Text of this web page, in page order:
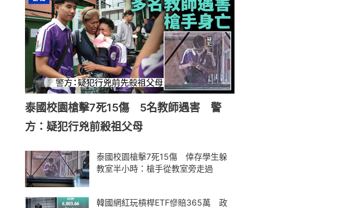
泰國校園槍擊7死15傷 5名教師遇害 警
方：疑犯行兇前殺祖父母
泰國校園槍擊7死15傷 倖存學生躲
教室半小時：槍手從教室旁走過
韓國網紅玩槓桿ETF慘賠365萬 政